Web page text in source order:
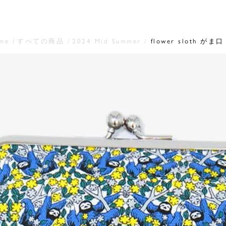
すべての商品 2024 Mid Summer flower sloth がま口